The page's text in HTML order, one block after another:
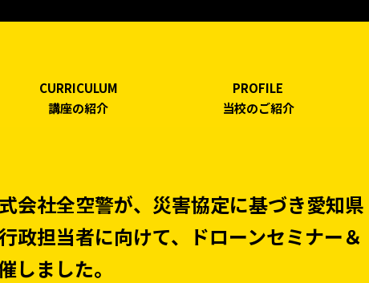
CURRICULUM
講座の紹介
PROFILE
当校のご紹介
会社全空警が、災害協定に基づき愛知県
政担当者に向けて、ドローンセミナー＆
しました。